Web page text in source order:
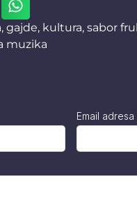
, gajde, kultura, sabor
muzika
Email adresa